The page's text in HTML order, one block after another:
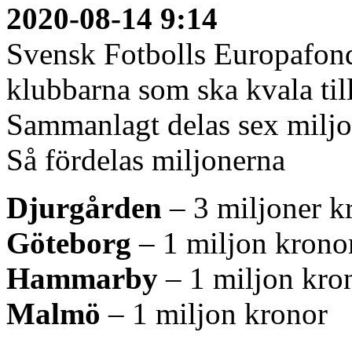
2020-08-14 9:14
Svensk Fotbolls
klubbarna som ska kvala
Sammanlagt delas sex
Så fördelas miljonerna
Djurgården– 3 miljoner
Göteborg– 1 miljon
Hammarby– 1 miljon
Malmö– 1 miljon kronor